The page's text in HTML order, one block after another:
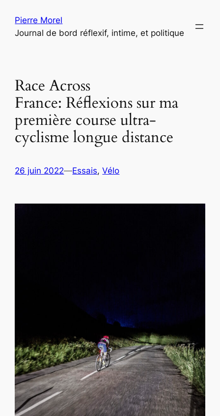
contenu
Pierre Morel
Journal de bord réflexif, intime, et politique
Race Across
France: Réflexions sur ma
première course ultra-
cyclisme longue distance
26 juin 2022—Essais, Vélo